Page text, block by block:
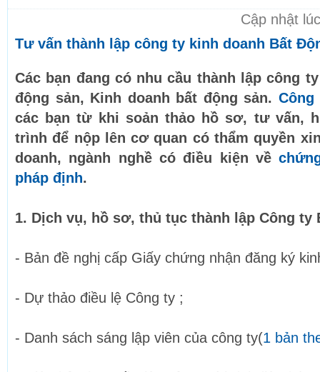
Cập nhật
Tư vấn thành lập công ty kinh doanh Bất
Các bạn đang có nhu cầu thành lập công
động sản, Kinh doanh bất động sản.Công
các bạn từ khi soản thảo hồ sơ, tư vấn,
trình để nộp lên cơ quan có thẩm quyền
doanh, ngành nghề có điều kiện về
pháp định.
1. Dịch vụ, hồ sơ, thủ tục thành lập Công ty
- Bản đề nghị cấp Giấy chứng nhận đăng ký
- Dự thảo điều lệ Công ty ;
- Danh sách sáng lập viên của công ty(1 bản